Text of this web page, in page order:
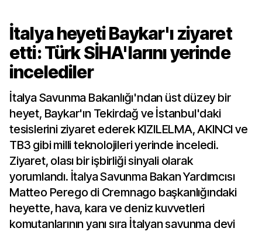
İtalya heyeti Baykar'ı ziyaret
etti: Türk SİHA'larını yerinde
incelediler
İtalya Savunma Bakanlığı'ndan üst düzey bir
heyet, Baykar'ın Tekirdağ ve İstanbul'daki
tesislerini ziyaret ederek KIZILELMA, AKINCI ve
TB3 gibi milli teknolojileri yerinde inceledi.
Ziyaret, olası bir işbirliği sinyali olarak
yorumlandı. İtalya Savunma Bakan Yardımcısı
Matteo Perego di Cremnago başkanlığındaki
heyette, hava, kara ve deniz kuvvetleri
komutanlarının yanı sıra İtalyan savunma devi